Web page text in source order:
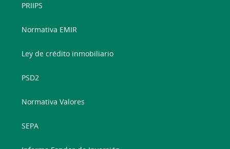
PRIIPS
Normativa EMIR
Ley de crédito inmobiliario
PSD2
Normativa Valores
SEPA